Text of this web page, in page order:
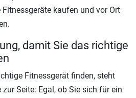
kaufen und vor Ort
damit Sie das richtige
Fitnessgerät finden, steht
Seite: Egal, ob Sie sich für ein